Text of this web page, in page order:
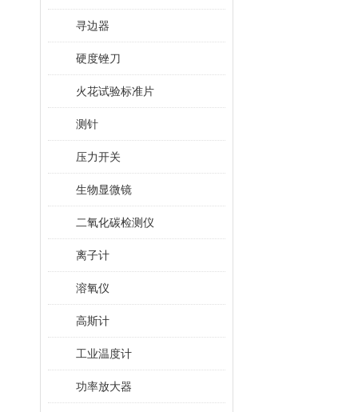
寻边器
硬度锉刀
火花试验标准片
测针
压力开关
生物显微镜
二氧化碳检测仪
离子计
溶氧仪
高斯计
工业温度计
功率放大器